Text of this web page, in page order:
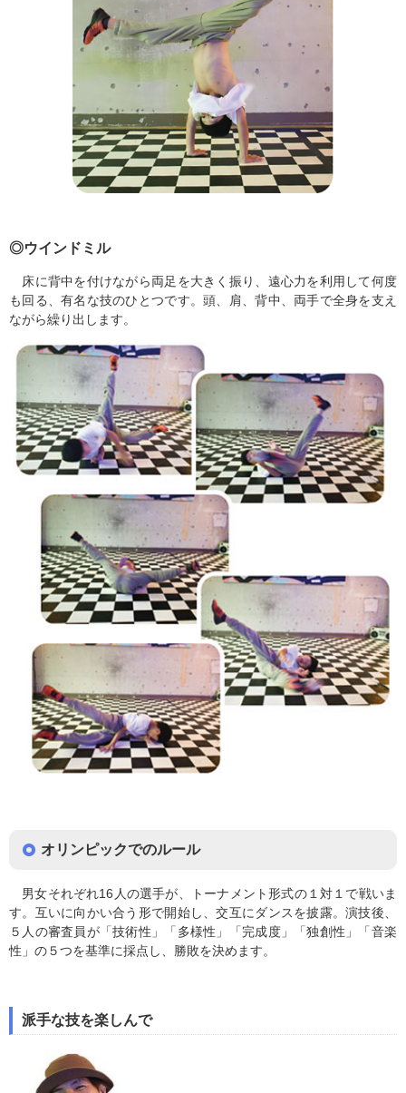
◎ウインドミル
床に背中を付けながら両足を大きく振り、遠心力を利用して何度
も回る、有名な技のひとつです。頭、肩、背中、両手で全身を支え
ながら繰り出します。
オリンピックでのルール
男女それぞれ16人の選手が、トーナメント形式の１対１で戦いま
す。互いに向かい合う形で開始し、交互にダンスを披露。演技後、
５人の審査員が「技術性」「多様性」「完成度」「独創性」「音楽
性」の５つを基準に採点し、勝敗を決めます。
派手な技を楽しんで